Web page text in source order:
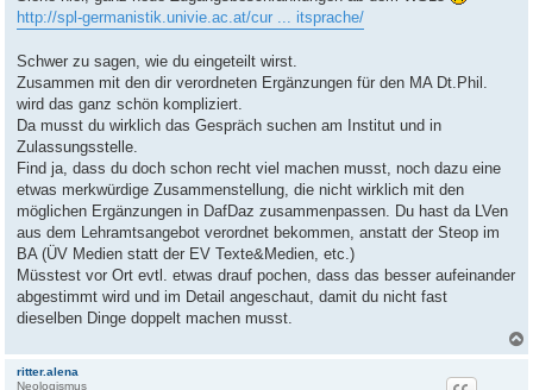
http://spl-germanistik.univie.ac.at/cur ... itsprache/
Schwer zu sagen, wie du eingeteilt wirst.
Zusammen mit den dir verordneten Ergänzungen für den MA Dt.Phil.
wird das ganz schön kompliziert.
Da musst du wirklich das Gespräch suchen am Institut und in
Zulassungsstelle.
Find ja, dass du doch schon recht viel machen musst, noch dazu eine
etwas merkwürdige Zusammenstellung, die nicht wirklich mit den
möglichen Ergänzungen in DafDaz zusammenpassen. Du hast da LVen
aus dem Lehramtsangebot verordnet bekommen, anstatt der Steop im
BA (ÜV Medien statt der EV Texte&Medien, etc.)
Müsstest vor Ort evtl. etwas drauf pochen, dass das besser aufeinander
abgestimmt wird und im Detail angeschaut, damit du nicht fast
dieselben Dinge doppelt machen musst.
ritter.alena
Neologismus